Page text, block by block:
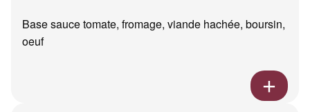
Base sauce tomate, fromage, viande hachée, boursin,
oeuf